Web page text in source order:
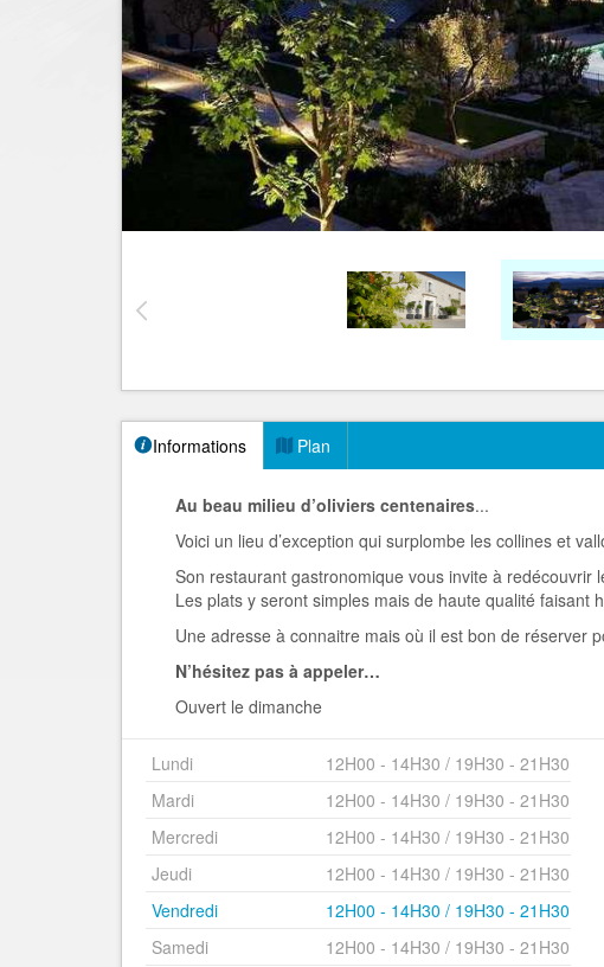
Informations Plan
Au beau milieu d’oliviers centenaires...
Voici un lieu d’exception qui surplombe les collines et
Son restaurant gastronomique vous invite à redécouvrir
Les plats y seront simples mais de haute qualité faisant
Une adresse à connaitre mais où il est bon de réserver
N’hésitez pas à appeler…
Ouvert le dimanche
Lundi
12H00 - 14H30 / 19H30 - 21H30
Mardi
12H00 - 14H30 / 19H30 - 21H30
Mercredi
12H00 - 14H30 / 19H30 - 21H30
Jeudi
12H00 - 14H30 / 19H30 - 21H30
Vendredi
12H00 - 14H30 / 19H30 - 21H30
Samedi
12H00 - 14H30 / 19H30 - 21H30